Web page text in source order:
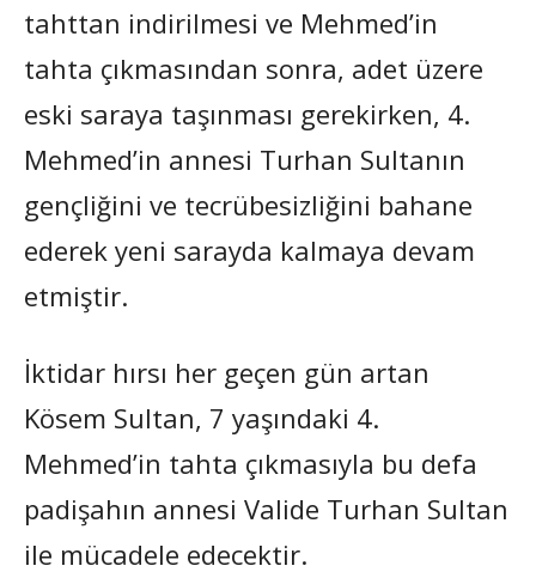
tahttan indirilmesi ve Mehmed’in
tahta çıkmasından sonra, adet üzere
eski saraya taşınması gerekirken, 4.
Mehmed’in annesi Turhan Sultanın
gençliğini ve tecrübesizliğini bahane
ederek yeni sarayda kalmaya devam
etmiştir.
İktidar hırsı her geçen gün artan
Kösem Sultan, 7 yaşındaki 4.
Mehmed’in tahta çıkmasıyla bu defa
padişahın annesi Valide Turhan Sultan
ile mücadele edecektir.